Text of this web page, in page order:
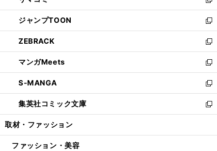
開
く
ウ
で
開
く
ン
ド
ウ
で
開
く
ウ
ィ
ン
ド
ウ
で
開
く
新
し
い
ウ
ィ
ン
ド
ウ
で
開
く
ジャンプTOON
新
し
い
ウ
ィ
ン
ド
ウ
で
開
ZEBRACK
新
し
い
ウ
ィ
ン
ド
ウ
開
マンガMeets
新
し
い
ウ
ィ
ン
ウ
S-MANGA
新
し
い
ウ
ン
集英社コミック文庫
新
し
ウ
取材・ファッション
ファッション・美容